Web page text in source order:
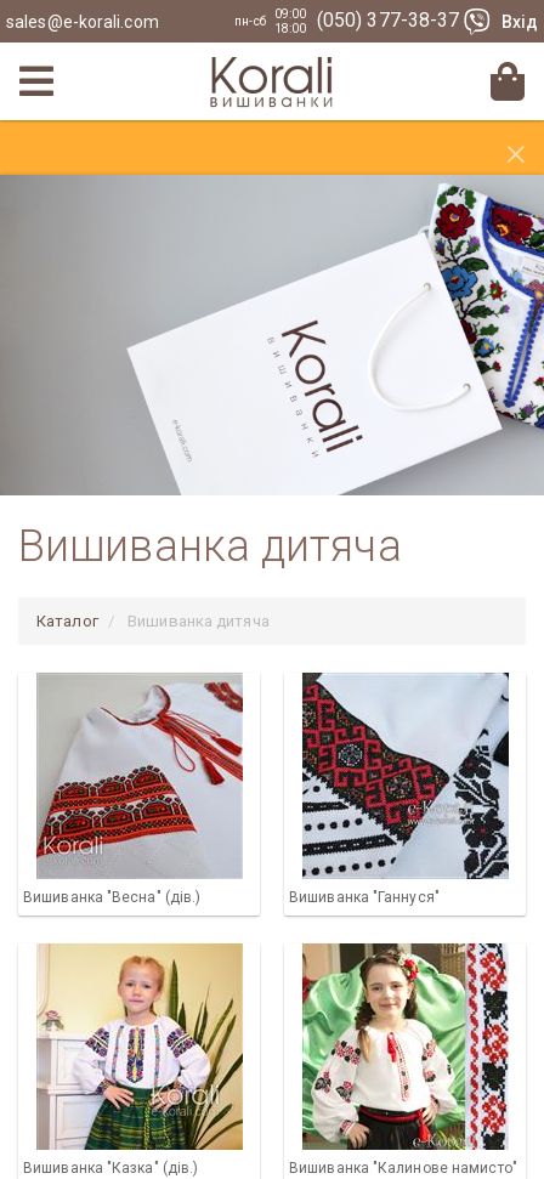
sales@e-korali.com пн-сб
09:00
18:00
(050) 377-38-37 Вхід
×
Вишиванка дитяча
Каталог Вишиванка дитяча
Вишиванка "Весна" (дів.) Вишиванка "Ганнуся"
Вишиванка "Казка" (дів.) Вишиванка "Калинове намисто"